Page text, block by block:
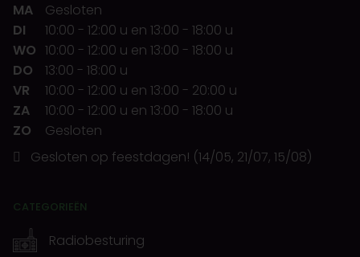
MA
Gesloten
DI
10:00 - 12:00 u en 13:00 - 18:00 u
WO 10:00 - 12:00 u en 13:00 - 18:00 u
DO
13:00 - 18:00 u
VR
10:00 - 12:00 u en 13:00 - 20:00 u
ZA
10:00 - 12:00 u en 13:00 - 18:00 u
ZO
Gesloten
Gesloten op feestdagen! (14/05, 21/07, 15/08)
CATEGORIEËN
Radiobesturing